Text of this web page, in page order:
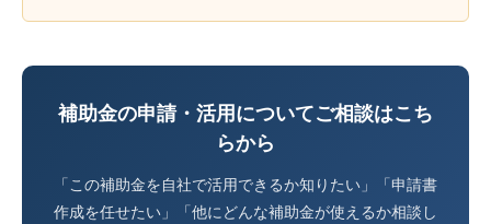
補助金の申請・活用についてご相談はこち
らから
「この補助金を自社で活用できるか知りたい」「申請書
作成を任せたい」「他にどんな補助金が使えるか相談し